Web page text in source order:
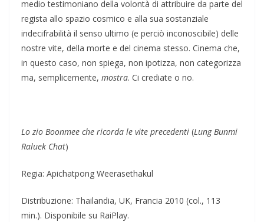
medio testimoniano della volontà di attribuire da parte del
regista allo spazio cosmico e alla sua sostanziale
indecifrabilità il senso ultimo (e perciò inconoscibile) delle
nostre vite, della morte e del cinema stesso. Cinema che,
in questo caso, non spiega, non ipotizza, non categorizza
ma, semplicemente, mostra. Ci crediate o no.
Lo zio Boonmee che ricorda le vite precedenti (Lung Bunmi
Raluek Chat)
Regia: Apichatpong Weerasethakul
Distribuzione: Thailandia, UK, Francia 2010 (col., 113
min.). Disponibile su RaiPlay.